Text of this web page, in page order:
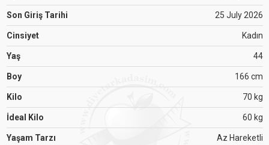
Son Giriş Tarihi 25 July 2026
Cinsiyet Kadın
Yaş 44
Boy 166 cm
Kilo 70 kg
İdeal Kilo 60 kg
Yaşam Tarzı Az Hareketli